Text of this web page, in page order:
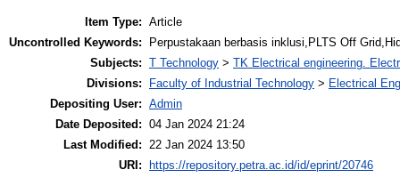
Item Type: Article
Uncontrolled Keywords:
Perpustakaan berbasis inklusi,PLTS Off
Subjects: T Technology > TK Electrical engineering.
Divisions:
Faculty of Industrial Technology > Electrical
Depositing User: Admin
Date Deposited: 04 Jan 2024 21:24
Last Modified: 22 Jan 2024 13:50
URI:
https://repository.petra.ac.id/id/eprint/20746